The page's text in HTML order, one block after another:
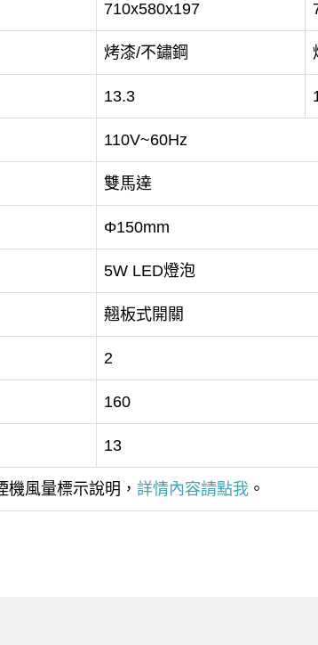
710x580x197
烤漆/不鏽鋼
13.3
110V~60Hz
雙馬達
Φ150mm
5W LED燈泡
翹板式開關
2
160
13
風量標示說明， 詳情內容請點我 。